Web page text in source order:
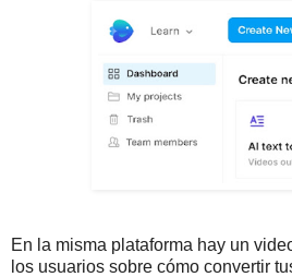
En la misma plataforma hay un
los usuarios sobre cómo convertir